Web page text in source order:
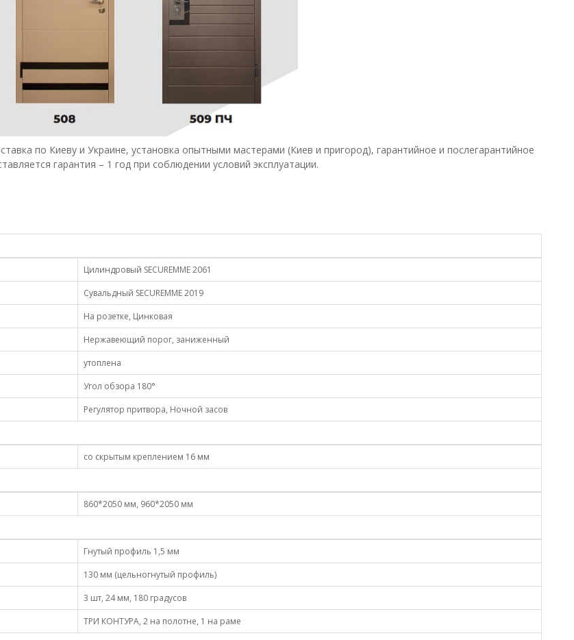
по Киеву и Украине, установка опытными мастерами (Киев и пригород), гарантийное и послегарантийное
гарантия – 1 год при соблюдении условий эксплуатации.
Цилиндровый SECUREMME 2061
Сувальдный SECUREMME 2019
На розетке, Цинковая
Нержавеющий порог, заниженный
утоплена
Угол обзора 180°
Регулятор притвора, Ночной засов
со скрытым креплением 16 мм
860*2050 мм, 960*2050 мм
Гнутый профиль 1,5 мм
130 мм (цельногнутый профиль)
3 шт, 24 мм, 180 градусов
ТРИ КОНТУРА, 2 на полотне, 1 на раме